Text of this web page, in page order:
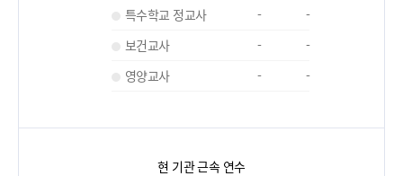
특수학교 정교사
-
-
보건교사
-
-
영양교사
- -
현 기관 근속 연수